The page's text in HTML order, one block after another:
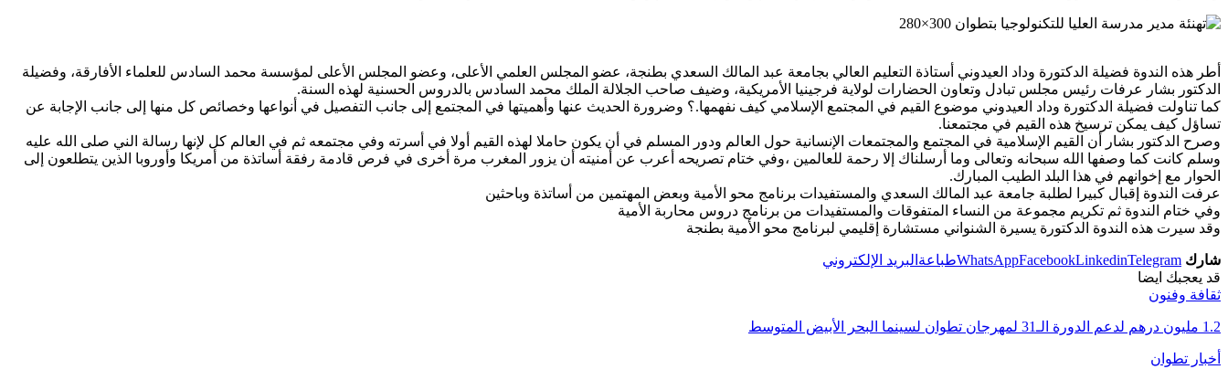
أطر هذه الندوة فضيلة الدكتورة وداد العيدوني أستاذة التعليم العالي بجامعة عبد المالك السعدي بطنجة، عضو المجلس العلمي الأعلى، وعضو المجلس الأعلى لمؤسسة محمد السادس للعلماء الأفارقة، وفضيلة
الدكتور بشار عرفات رئيس مجلس تبادل وتعاون الحضارات لولاية فرجينيا الأمريكية، وضيف صاحب الجلالة الملك محمد السادس بالدروس الحسنية لهذه السنة.
كما تناولت فضيلة الدكتورة وداد العيدوني موضوع القيم في المجتمع الإسلامي كيف نفهمها.؟ وضرورة الحديث عنها وأهميتها في المجتمع إلى جانب التفصيل في أنواعها وخصائص كل منها إلى جانب الإجابة عن
تساؤل كيف يمكن ترسيخ هذه القيم في مجتمعنا.
وصرح الدكتور بشار أن القيم الإسلامية في المجتمع والمجتمعات الإنسانية حول العالم ودور المسلم في أن يكون حاملا لهذه القيم أولا في أسرته وفي مجتمعه ثم في العالم كل لإنها رسالة الني صلى الله عليه
وسلم كانت كما وصفها الله سبحانه وتعالى وما أرسلناك إلا رحمة للعالمين ،وفي ختام تصريحه أعرب عن أمنيته أن يزور المغرب مرة أخرى في فرص قادمة رفقة أساتذة من أمريكا وأوروبا الذين يتطلعون إلى
الحوار مع إخوانهم في هذا البلد الطيب المبارك.
عرفت الندوة إقبال كبيرا لطلبة جامعة عبد المالك السعدي والمستفيدات برنامج محو الأمية وبعض المهتمين من أساتذة وباحثين
وفي ختام الندوة ثم تكريم مجموعة من النساء المتفوقات والمستفيدات من برنامج دروس محاربة الأمية
وقد سيرت هذه الندوة الدكتورة يسيرة الشنواني مستشارة إقليمي لبرنامج محو الأمية بطنجة
شارك WhatsAppFacebookLinkedinTelegram طباعة البريد الإلكتروني
قد يعجبك ايضا
ثقافة وفنون
1.2 مليون درهم لدعم الدورة الـ31 لمهرجان تطوان لسينما البحر الأبيض المتوسط
أخبار تطوان